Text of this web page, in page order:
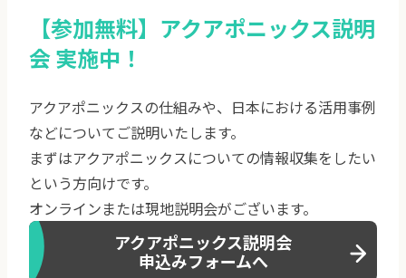
【参加無料】アクアポニックス説明
会 実施中！
アクアポニックスの仕組みや、日本における活用事例
などについてご説明いたします。
まずはアクアポニックスについての情報収集をしたい
という方向けです。
オンラインまたは現地説明会がございます。
アクアポニックス説明会
申込みフォームへ